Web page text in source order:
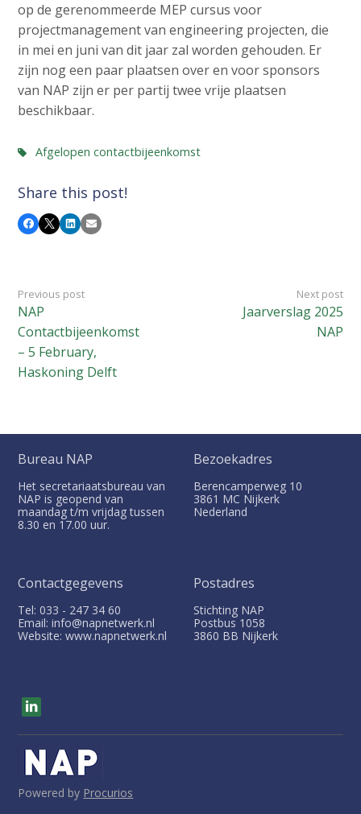
op de gerenommeerde MEP cursus voor
projectmanagement van engineering projecten, die
in mei en juni van dit jaar zal worden gehouden. Er
zijn nog een paar plaatsen over en voor sponsors
van NAP zijn er per partij twee vrije plaatsen
beschikbaar.
Afgelopen contactbijeenkomst
Share this post!
Facebook
X LinkedIn
Email
Previous post
NAP
Contactbijeenkomst
– 5 February,
Haskoning Delft
Next post
Jaarverslag 2025
NAP
Bureau NAP
Het secretariaatsbureau van
NAP is geopend van
maandag t/m vrijdag tussen
8.30 en 17.00 uur.
Bezoekadres
Berencamperweg 10
3861 MC Nijkerk
Nederland
Contactgegevens
Tel: 033 - 247 34 60
Email: info@napnetwerk.nl
Website: www.napnetwerk.nl
Postadres
Stichting NAP
Postbus 1058
3860 BB Nijkerk
V
rPowered by Procurios